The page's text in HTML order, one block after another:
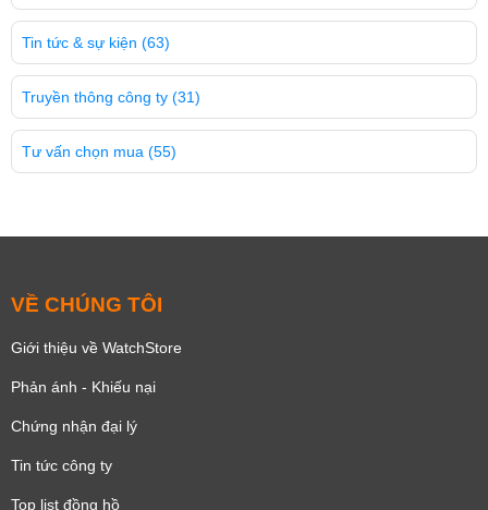
Tin tức & sự kiện (63)
Truyền thông công ty (31)
Tư vấn chọn mua (55)
VỀ CHÚNG TÔI
Giới thiệu về WatchStore
Phản ánh - Khiếu nại
Chứng nhận đại lý
Tin tức công ty
Top list đồng hồ